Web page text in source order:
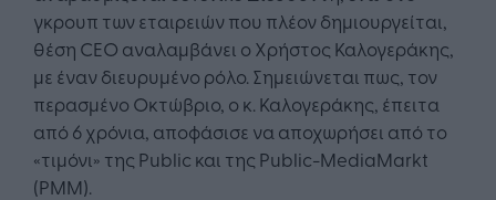
γκρουπ των εταιρειών που πλέον δημιουργείται,
θέση CEO αναλαμβάνει ο Χρήστος Καλογεράκης,
με έναν διευρυμένο ρόλο. Σημειώνεται πως, τον
περασμένο Οκτώβριο, ο κ. Καλογεράκης, έπειτα
από 6 χρόνια, αποφάσισε να αποχωρήσει από το
«τιμόνι» της Public και της Public-MediaMarkt
(PMM).